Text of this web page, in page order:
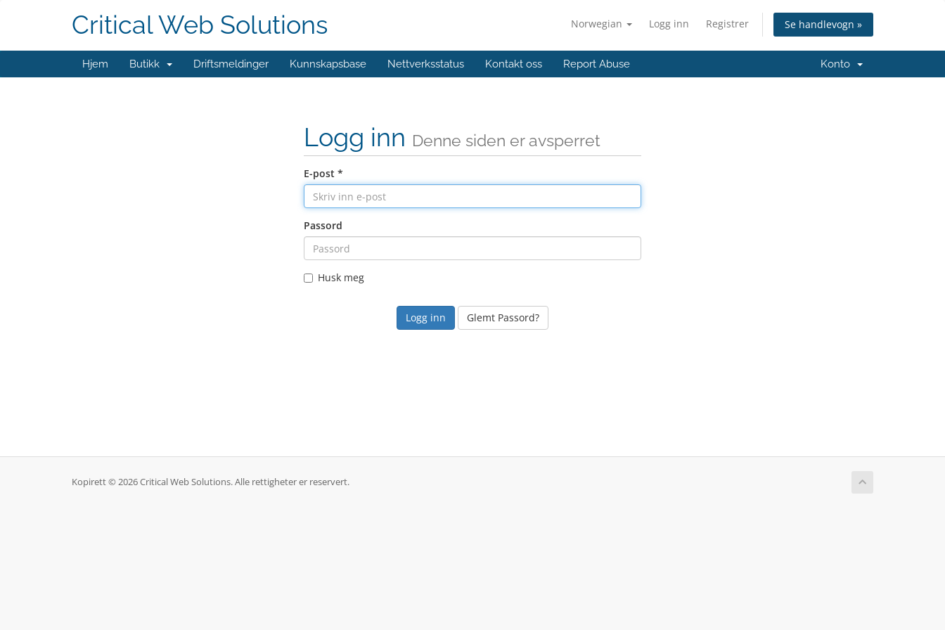
Norwegian Logg inn Registrer Se handlevogn »
Critical Web Solutions
Hjem Butikk Driftsmeldinger Kunnskapsbase Nettverksstatus Kontakt oss Report Abuse Konto
Logg inn Denne siden er avsperret
E-post *
Passord
Husk meg
Glemt Passord?
Kopirett © 2026 Critical Web Solutions. Alle rettigheter er reservert.